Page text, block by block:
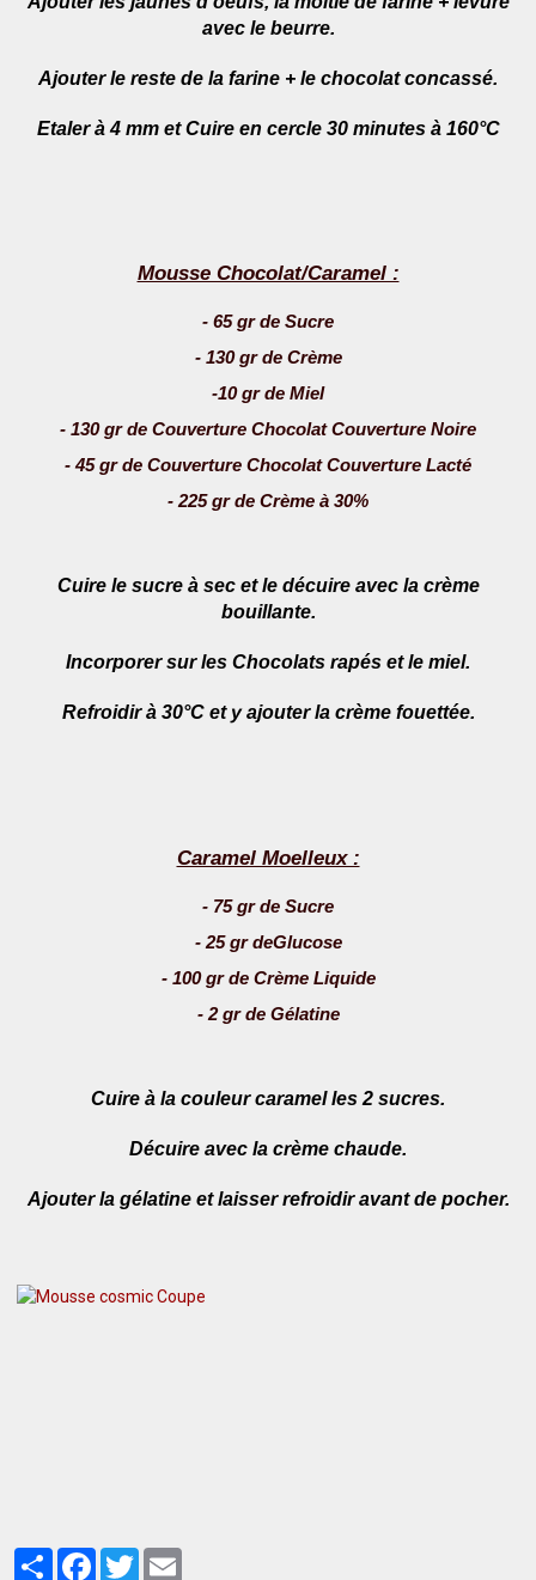
avec le beurre.
Ajouter le reste de la farine + le chocolat concassé.
Etaler à 4 mm et Cuire en cercle 30 minutes à 160°C
Mousse Chocolat/Caramel :
- 65 gr de Sucre
- 130 gr de Crème
-10 gr de Miel
- 130 gr de Couverture Chocolat Couverture Noire
- 45 gr de Couverture Chocolat Couverture Lacté
- 225 gr de Crème à 30%
Cuire le sucre à sec et le décuire avec la crème
bouillante.
Incorporer sur les Chocolats rapés et le miel.
Refroidir à 30°C et y ajouter la crème fouettée.
Caramel Moelleux :
- 75 gr de Sucre
- 25 gr deGlucose
- 100 gr de Crème Liquide
- 2 gr de Gélatine
Cuire à la couleur caramel les 2 sucres.
Décuire avec la crème chaude.
Ajouter la gélatine et laisser refroidir avant de pocher.
PartagerFacebook
Twitter